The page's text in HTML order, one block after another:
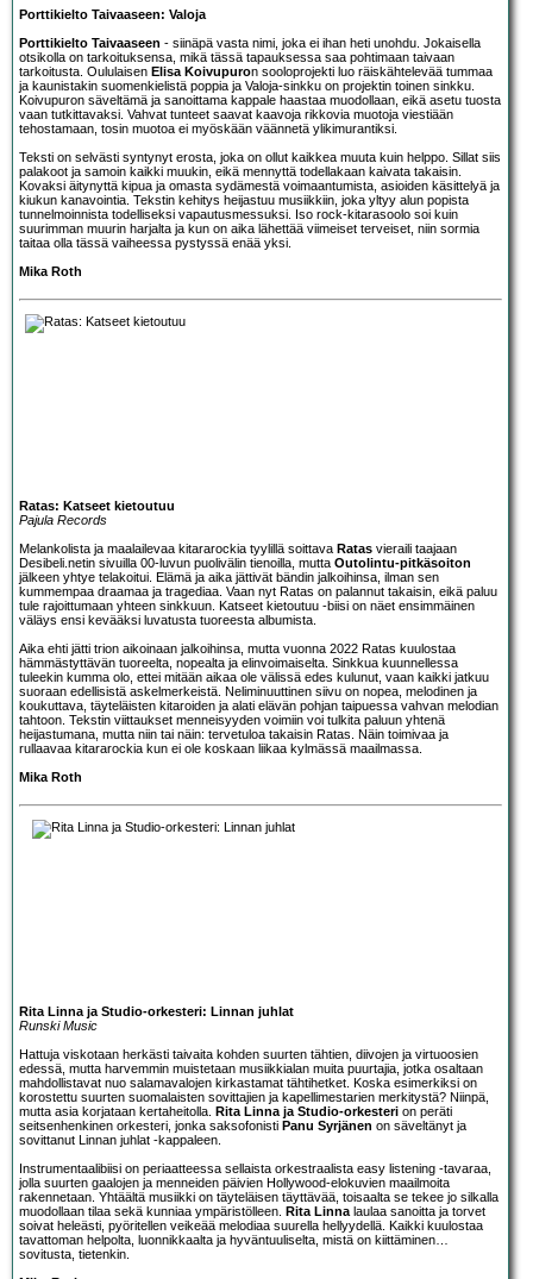
Porttikielto Taivaaseen: Valoja
Porttikielto Taivaaseen - siinäpä vasta nimi, joka ei ihan heti unohdu. Jokaisella
otsikolla on tarkoituksensa, mikä tässä tapauksessa saa pohtimaan taivaan
tarkoitusta. Oululaisen Elisa Koivupuron sooloprojekti luo räiskähtelevää tummaa
ja kaunistakin suomenkielistä poppia ja Valoja-sinkku on projektin toinen sinkku.
Koivupuron säveltämä ja sanoittama kappale haastaa muodollaan, eikä asetu tuosta
vaan tutkittavaksi. Vahvat tunteet saavat kaavoja rikkovia muotoja viestiään
tehostamaan, tosin muotoa ei myöskään väännetä ylikimurantiksi.
Teksti on selvästi syntynyt erosta, joka on ollut kaikkea muuta kuin helppo. Sillat siis
palakoot ja samoin kaikki muukin, eikä mennyttä todellakaan kaivata takaisin.
Kovaksi äitynyttä kipua ja omasta sydämestä voimaantumista, asioiden käsittelyä ja
kiukun kanavointia. Tekstin kehitys heijastuu musiikkiin, joka yltyy alun popista
tunnelmoinnista todelliseksi vapautusmessuksi. Iso rock-kitarasoolo soi kuin
suurimman muurin harjalta ja kun on aika lähettää viimeiset terveiset, niin sormia
taitaa olla tässä vaiheessa pystyssä enää yksi.
Mika Roth
Ratas: Katseet kietoutuu
Pajula Records
Melankolista ja maalailevaa kitararockia tyylillä soittava Ratas vieraili taajaan
Desibeli.netin sivuilla 00-luvun puolivälin tienoilla, mutta Outolintu-pitkäsoiton
jälkeen yhtye telakoitui. Elämä ja aika jättivät bändin jalkoihinsa, ilman sen
kummempaa draamaa ja tragediaa. Vaan nyt Ratas on palannut takaisin, eikä paluu
tule rajoittumaan yhteen sinkkuun. Katseet kietoutuu -biisi on näet ensimmäinen
väläys ensi kevääksi luvatusta tuoreesta albumista.
Aika ehti jätti trion aikoinaan jalkoihinsa, mutta vuonna 2022 Ratas kuulostaa
hämmästyttävän tuoreelta, nopealta ja elinvoimaiselta. Sinkkua kuunnellessa
tuleekin kumma olo, ettei mitään aikaa ole välissä edes kulunut, vaan kaikki jatkuu
suoraan edellisistä askelmerkeistä. Neliminuuttinen siivu on nopea, melodinen ja
koukuttava, täyteläisten kitaroiden ja alati elävän pohjan taipuessa vahvan melodian
tahtoon. Tekstin viittaukset menneisyyden voimiin voi tulkita paluun yhtenä
heijastumana, mutta niin tai näin: tervetuloa takaisin Ratas. Näin toimivaa ja
rullaavaa kitararockia kun ei ole koskaan liikaa kylmässä maailmassa.
Mika Roth
Rita Linna ja Studio-orkesteri: Linnan juhlat
Runski Music
Hattuja viskotaan herkästi taivaita kohden suurten tähtien, diivojen ja virtuoosien
edessä, mutta harvemmin muistetaan musiikkialan muita puurtajia, jotka osaltaan
mahdollistavat nuo salamavalojen kirkastamat tähtihetket. Koska esimerkiksi on
korostettu suurten suomalaisten sovittajien ja kapellimestarien merkitystä? Niinpä,
mutta asia korjataan kertaheitolla. Rita Linna ja Studio-orkesteri on peräti
seitsenhenkinen orkesteri, jonka saksofonisti Panu Syrjänen on säveltänyt ja
sovittanut Linnan juhlat -kappaleen.
Instrumentaalibiisi on periaatteessa sellaista orkestraalista easy listening -tavaraa,
jolla suurten gaalojen ja menneiden päivien Hollywood-elokuvien maailmoita
rakennetaan. Yhtäältä musiikki on täyteläisen täyttävää, toisaalta se tekee jo silkalla
muodollaan tilaa sekä kunniaa ympäristölleen. Rita Linna laulaa sanoitta ja torvet
soivat heleästi, pyöritellen veikeää melodiaa suurella hellyydellä. Kaikki kuulostaa
tavattoman helpolta, luonnikkaalta ja hyväntuuliselta, mistä on kiittäminen…
sovitusta, tietenkin.